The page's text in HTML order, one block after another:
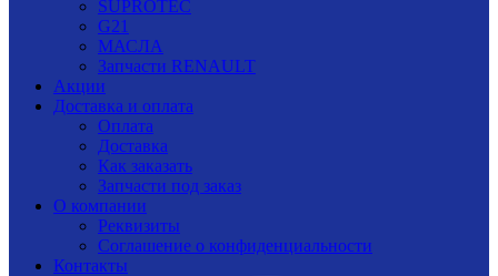
SUPROTEC
G21
МАСЛА
Запчасти RENAULT
Акции
Доставка и оплата
Оплата
Доставка
Как заказать
Запчасти под заказ
О компании
Реквизиты
Соглашение о конфиденциальности
Контакты